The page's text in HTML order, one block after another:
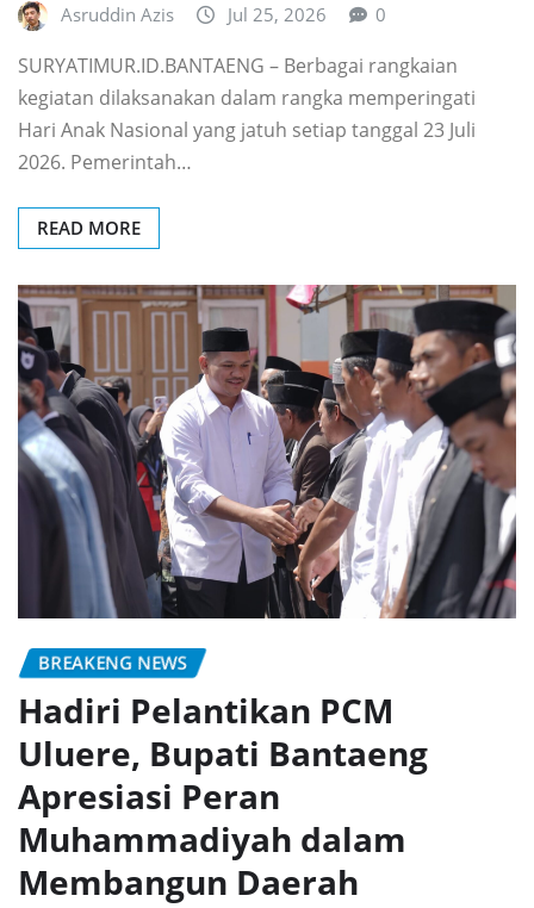
Asruddin Azis Jul 25, 2026 0
SURYATIMUR.ID.BANTAENG – Berbagai rangkaian
kegiatan dilaksanakan dalam rangka memperingati
Hari Anak Nasional yang jatuh setiap tanggal 23 Juli
2026. Pemerintah…
READ MORE
BREAKENG NEWS
Hadiri Pelantikan PCM
Uluere, Bupati Bantaeng
Apresiasi Peran
Muhammadiyah dalam
Membangun Daerah